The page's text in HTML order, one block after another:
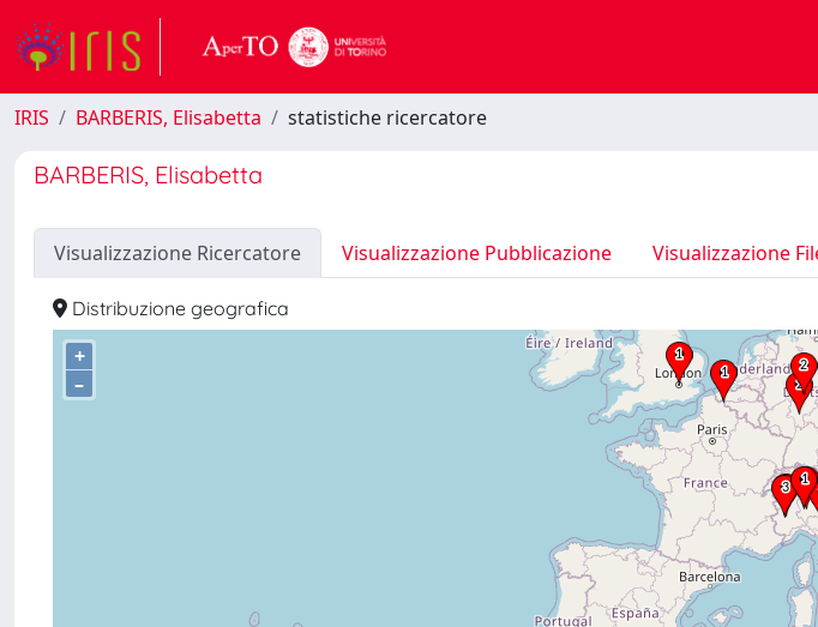
IRIS BARBERIS, Elisabetta statistiche ricercatore
BARBERIS, Elisabetta
Visualizzazione Ricercatore Visualizzazione Pubblicazione Visualizzazione
Distribuzione geografica
+
–